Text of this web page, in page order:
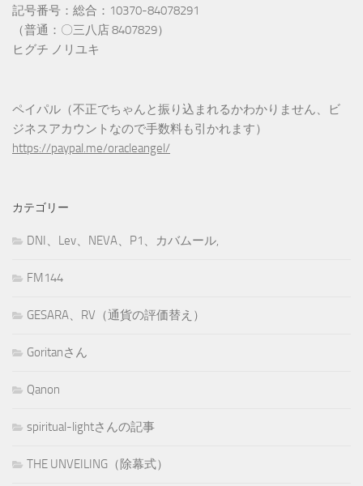
記号番号：総合：10370-84078291
（普通：〇三八店 8407829）
ヒグチ ノリユキ
ペイパル（不正でちゃんと振り込まれるかわかりません、ビ
ジネスアカウントなので手数料も引かれます）
https://paypal.me/oracleangel/
カテゴリー
DNI、Lev、NEVA、P1、カバムール,
FM144
GESARA、RV（通貨の評価替え）
Goritanさん
Qanon
spiritual-lightさんの記事
THE UNVEILING（除幕式）